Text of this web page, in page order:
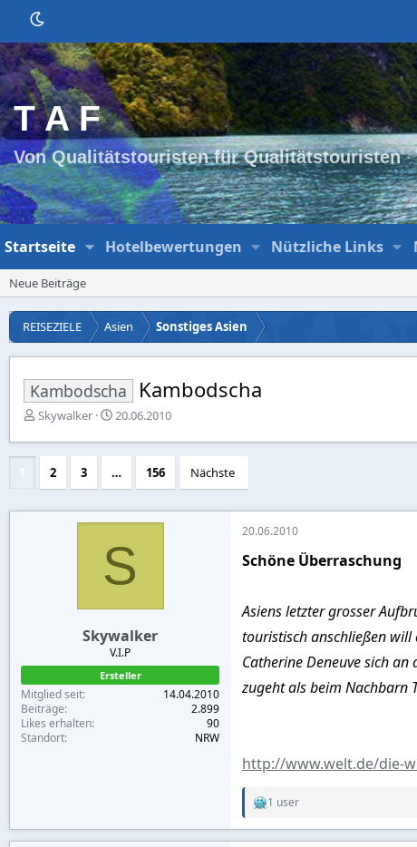
T A F
Von Qualitätstouristen für Qualitätstouristen
Startseite Hotelbewertungen Nützliche Links
Neue Beiträge
REISEZIELE Asien Sonstiges Asien
Kambodscha Kambodscha
E
s
l
Skywalker
E
s
e
l
t
a
m
20.06.2010
2 3 … 156 Nächste
S
Skywalker
V.I.P
Ersteller
Mitglied seit
14.04.2010
Beiträge
2.899
Likes erhalten
90
Standort
NRW
20.06.2010
Schöne Überraschung
Asiens letzter grosser
touristisch anschließen will
Catherine Deneuve sich
zugeht als beim Nachbarn
http://www.welt.de/die-
R
1 user